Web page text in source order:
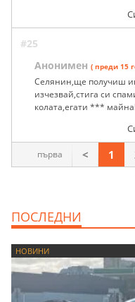
#25
Анонимен ( преди 15
Селянин,ще получиш
изчезвай,стига си
колата,егати ***
първа < 1
ПОСЛЕДНИ
НОВИНИ